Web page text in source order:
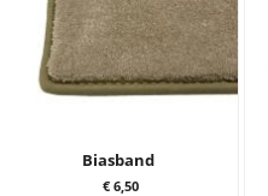
Biasband
€ 6,50